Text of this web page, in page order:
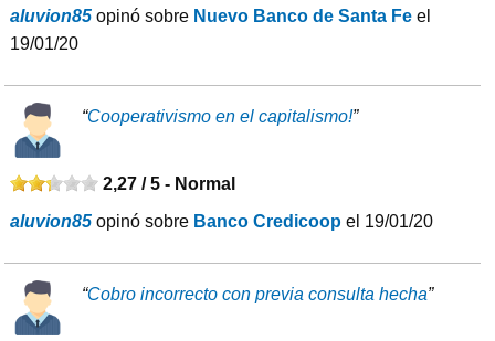
aluvion85 opinó sobre Nuevo Banco de Santa Fe el
19/01/20
“Cooperativismo en el capitalismo!”
2,27 / 5 - Normal
aluvion85 opinó sobre Banco Credicoop el 19/01/20
“Cobro incorrecto con previa consulta hecha”